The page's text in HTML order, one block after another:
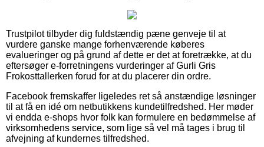
Trustpilot tilbyder dig fuldstændig pæne genveje til at
vurdere ganske mange forhenværende køberes
evalueringer og på grund af dette er det at foretrække, at du
eftersøger e-forretningens vurderinger af Gurli Gris
Frokosttallerken forud for at du placerer din ordre.
Facebook fremskaffer ligeledes ret så anstændige løsninger
til at få en idé om netbutikkens kundetilfredshed. Her møder
vi endda e-shops hvor folk kan formulere en bedømmelse af
virksomhedens service, som lige så vel må tages i brug til
afvejning af kundernes tilfredshed.